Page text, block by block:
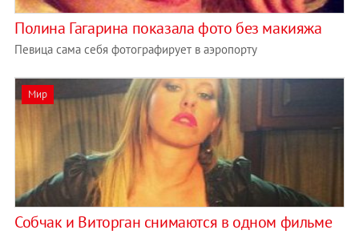
Полина Гагарина показала фото без макияжа
Певица сама себя фотографирует в аэропорту
Мир
Собчак и Виторган снимаются в одном фильме